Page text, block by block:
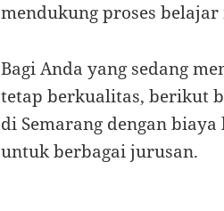
mendukung proses belajar
Bagi Anda yang sedang
tetap berkualitas, berikut
di Semarang dengan
untuk berbagai jurusan.